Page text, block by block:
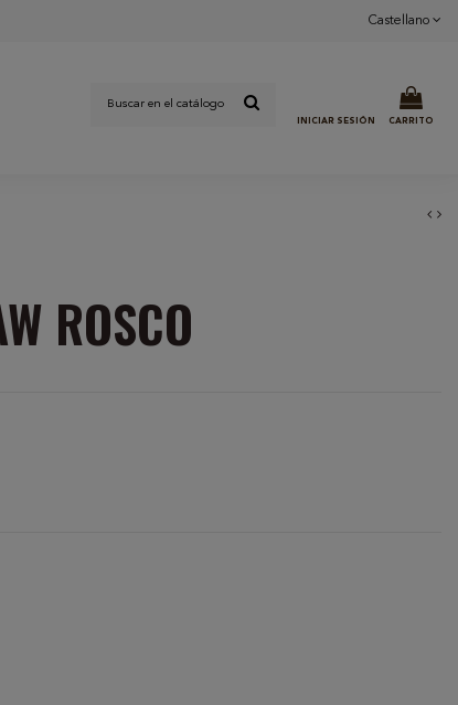
Castellano
INICIAR SESIÓN CARRITO
ROSCO